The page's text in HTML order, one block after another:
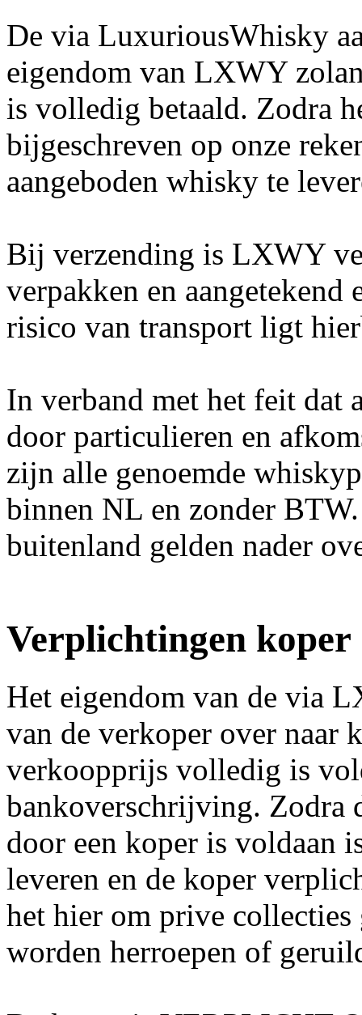
De via LuxuriousWhisky
eigendom van LXWY
is volledig betaald. Zodra
bijgeschreven op onze
aangeboden whisky te
Bij verzending is LXWY
verpakken en aangetekend
risico van transport ligt
In verband met het feit dat
door particulieren en
zijn alle genoemde
binnen NL en zonder
buitenland gelden nader
Verplichtingen koper
Het eigendom van de via
van de verkoper over naar
verkoopprijs volledig is
bankoverschrijving. Zodra
door een koper is voldaan
leveren en de koper
het hier om prive collecties
worden herroepen of